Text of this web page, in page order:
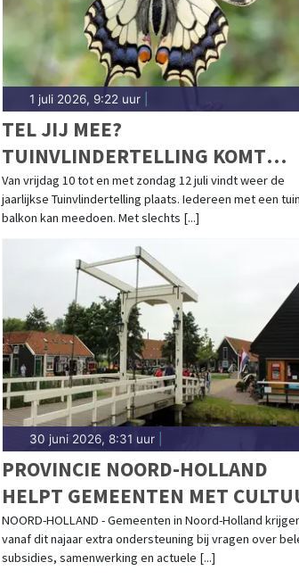
1 juli 2026, 9:22 uur|
TEL JIJ MEE?
TUINVLINDERTELLING KOMT
ERAAN: ONTDEK DE VLINDERS IN
EIGEN TUIN
Van vrijdag 10 tot en met zondag 12 juli vindt weer de
jaarlijkse Tuinvlindertelling plaats. Iedereen met een
balkon kan meedoen. Met slechts [...]
30 juni 2026, 8:31 uur|
PROVINCIE NOORD-HOLLAND
HELPT GEMEENTEN MET
NOORD-HOLLAND - Gemeenten in Noord-Holland
vanaf dit najaar extra ondersteuning bij vragen over
subsidies, samenwerking en actuele [...]